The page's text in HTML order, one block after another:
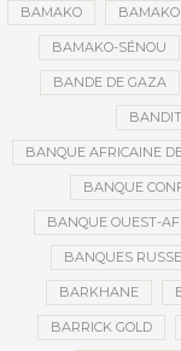
BAMAKO
BAMAKO-SÉNOU
BANDE DE GAZA
BANQUE AFRICAINE
BANQUE
BANQUE OUEST-
BANQUES
BARKHANE
BARRICK GOLD